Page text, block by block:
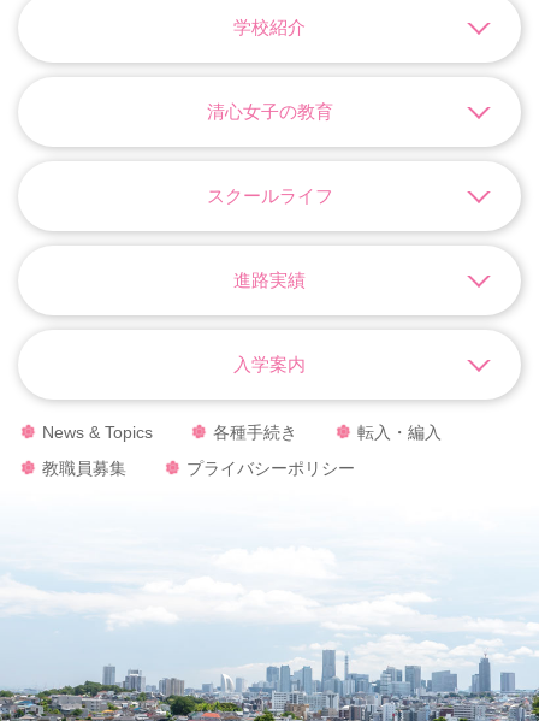
学校紹介
清心女子の教育
スクールライフ
進路実績
入学案内
News & Topics 各種手続き
転入・編入
教職員募集
プライバシーポリシー